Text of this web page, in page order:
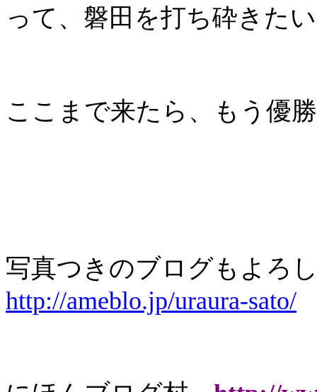
って、磐田を打ち砕きた
ここまで来たら、もう優
写真つきのブログもよろ
http://ameblo.jp/uraura-sato/